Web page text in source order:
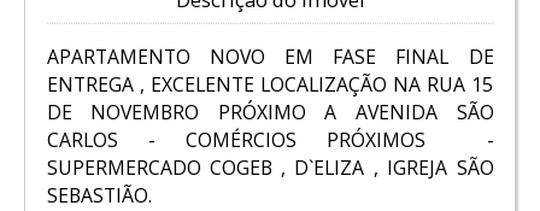
APARTAMENTO NOVO EM FASE FINAL DE
ENTREGA , EXCELENTE LOCALIZAÇÃO NA RUA 15
DE NOVEMBRO PRÓXIMO A AVENIDA SÃO
CARLOS - COMÉRCIOS PRÓXIMOS -
SUPERMERCADO COGEB , D`ELIZA , IGREJA SÃO
SEBASTIÃO.